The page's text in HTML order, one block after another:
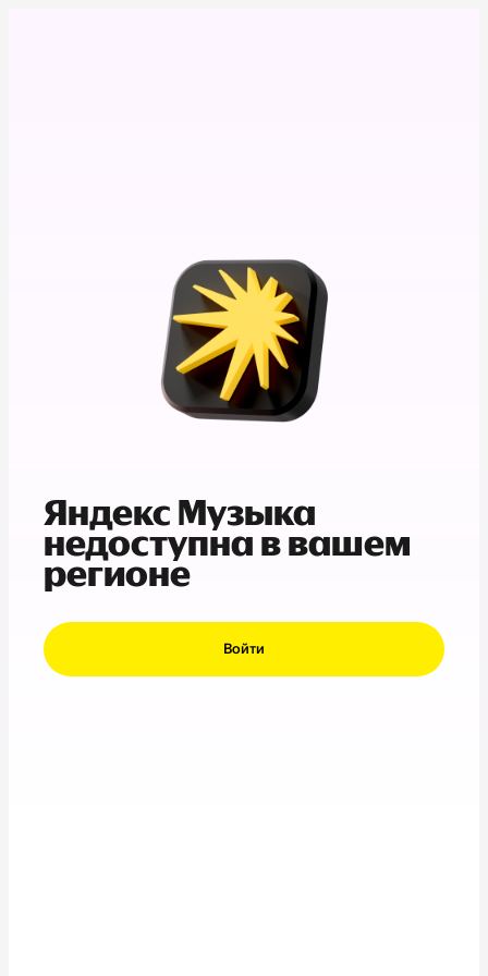
Яндекс Музыка
недоступна в вашем
регионе
Войти